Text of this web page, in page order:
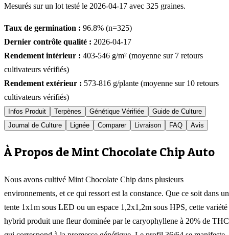
Mesurés sur un lot testé le 2026-04-17 avec 325 graines.
Taux de germination : 96.8% (n=325)
Dernier contrôle qualité : 2026-04-17
Rendement intérieur : 403-546 g/m² (moyenne sur 7 retours
cultivateurs vérifiés)
Rendement extérieur : 573-816 g/plante (moyenne sur 10 retours
cultivateurs vérifiés)
Infos Produit Terpènes Génétique Vérifiée
Guide de Culture
Journal de Culture
Lignée Comparer Livraison FAQ Avis
À Propos de Mint Chocolate Chip Auto
Nous avons cultivé Mint Chocolate Chip dans plusieurs
environnements, et ce qui ressort est la constance. Que ce soit dans
tente 1x1m sous LED ou un espace 1,2x1,2m sous HPS, cette variété
hybrid produit une fleur dominée par le caryophyllene à 20% de THC